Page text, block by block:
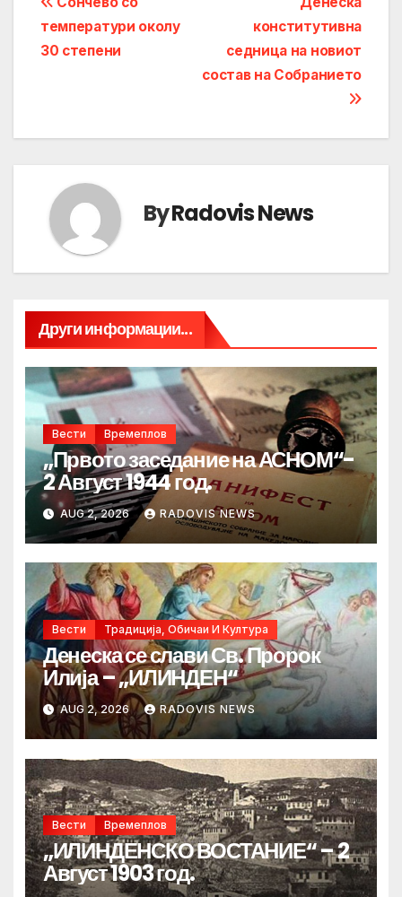
navigation
конститутивна
седница на новиот
состав на Собранието
температури околу
30 степени
ByRadovis News
Други информации...
Вести Времеплов
„Првото заседание на АСНОМ“-
2 Август 1944 год.
AUG 2, 2026 RADOVIS NEWS
Вести Традиција, Обичаи И Култура
Денеска се слави Св. Пророк
Илија – „ИЛИНДЕН“
AUG 2, 2026 RADOVIS NEWS
Вести Времеплов
„ИЛИНДЕНСКО ВОСТАНИЕ“ – 2
Август 1903 год.